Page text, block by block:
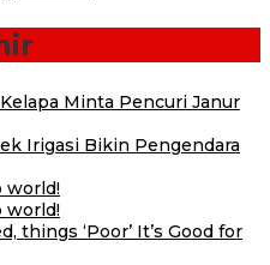
Minta Pencuri Janur
Irigasi Bikin Pengendara
world!
world!
things ‘Poor’ It’s Good for